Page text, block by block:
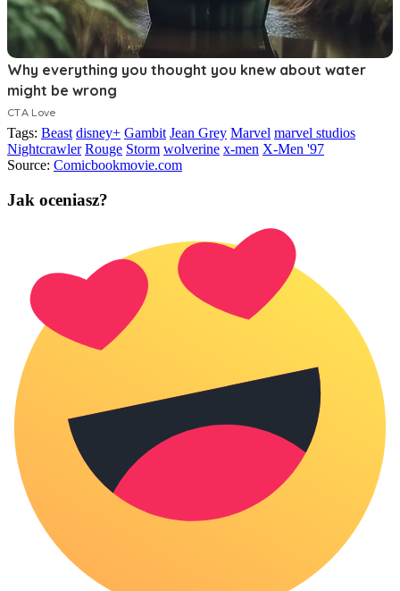
Tags: Beast disney+ Gambit Jean Grey Marvel marvel studios
Nightcrawler Rouge Storm wolverine x-men X-Men '97
Source: Comicbookmovie.com
Jak oceniasz?